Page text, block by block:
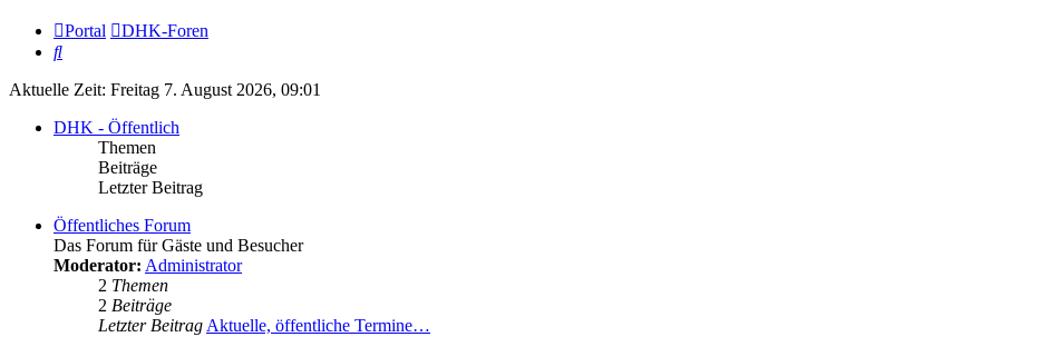
Portal
DHK-Foren
Suche
Aktuelle Zeit: Freitag 7. August 2026, 09:01
DHK - Öffentlich
Themen
Beiträge
Letzter Beitrag
Öffentliches Forum
Das Forum für Gäste und Besucher
Moderator: Administrator
2 Themen
2 Beiträge
Letzter BeitragAktuelle, öffentliche Termine…